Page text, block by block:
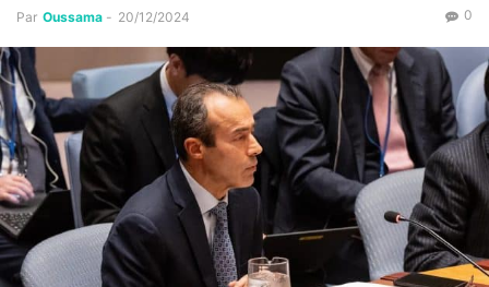
Par Oussama - 20/12/2024 0